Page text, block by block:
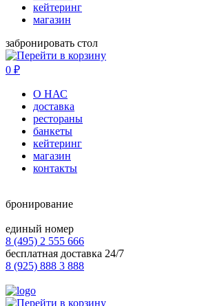
кейтеринг
магазин
забронировать стол
0 ₽
О НАС
доставка
рестораны
банкеты
кейтеринг
магазин
контакты
бронирование
единый номер
8 (495) 2 555 666
бесплатная доставка 24/7
8 (925) 888 3 888